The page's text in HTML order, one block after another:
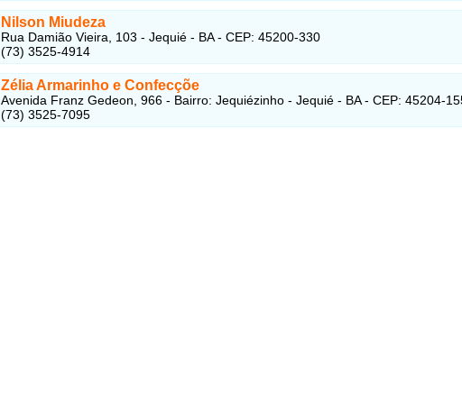
Nilson Miudeza
Rua Damião Vieira, 103 - Jequié - BA - CEP: 45200-330
(73) 3525-4914
Zélia Armarinho e Confecçõe
Avenida Franz Gedeon, 966 - Bairro: Jequiézinho - Jequié - BA - CEP: 45204-
(73) 3525-7095